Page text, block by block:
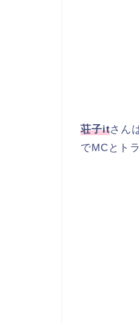
荘子itさん
でMCとト